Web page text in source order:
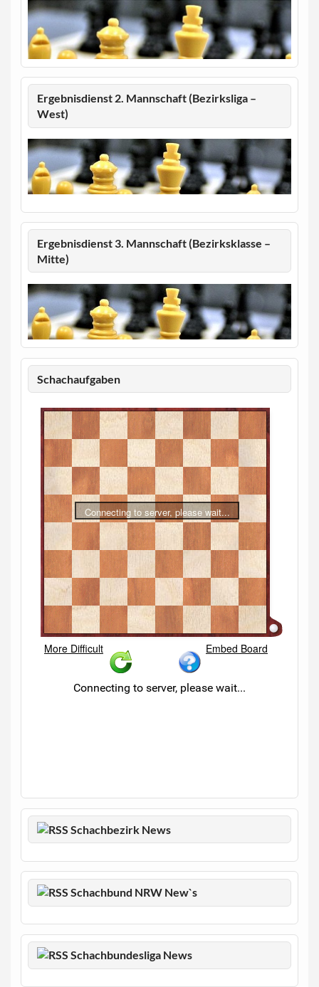
Ergebnisdienst 2. Mannschaft (Bezirksliga –
West)
Ergebnisdienst 3. Mannschaft (Bezirksklasse –
Mitte)
Schachaufgaben
Schachbezirk News
Schachbund NRW New`s
Schachbundesliga News